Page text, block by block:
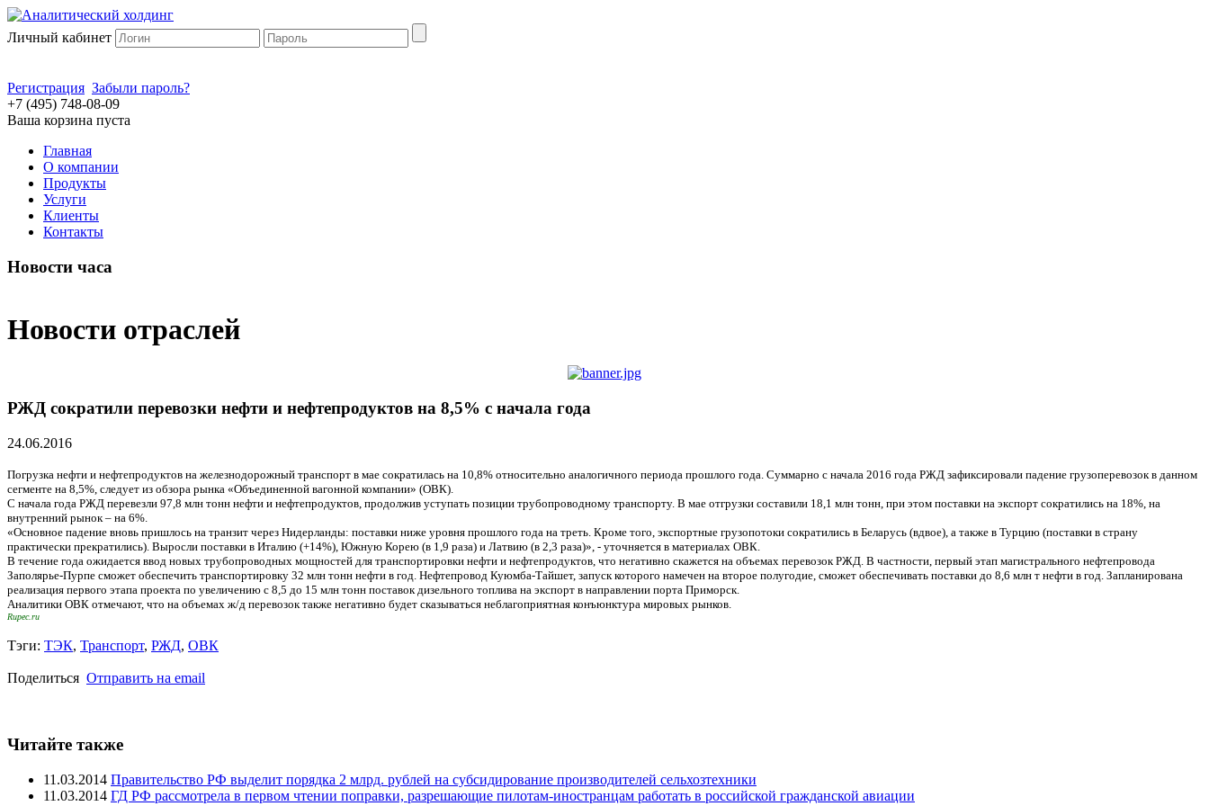
Личный кабинет
Регистрация Забыли пароль?
+7 (495) 748-08-09
Ваша корзина пуста
Главная
О компании
Продукты
Услуги
Клиенты
Контакты
Новости часа
Новости отраслей
РЖД сократили перевозки нефти и нефтепродуктов на 8,5% с начала года
24.06.2016
Погрузка нефти и нефтепродуктов на железнодорожный транспорт в мае сократилась на 10,8% относительно аналогичного периода прошлого года. Суммарно с начала 2016 года РЖД зафиксировали падение грузоперевозок в данном
сегменте на 8,5%, следует из обзора рынка «Объединенной вагонной компании» (ОВК).
С начала года РЖД перевезли 97,8 млн тонн нефти и нефтепродуктов, продолжив уступать позиции трубопроводному транспорту. В мае отгрузки составили 18,1 млн тонн, при этом поставки на экспорт сократились на 18%, на
внутренний рынок – на 6%.
«Основное падение вновь пришлось на транзит через Нидерланды: поставки ниже уровня прошлого года на треть. Кроме того, экспортные грузопотоки сократились в Беларусь (вдвое), а также в Турцию (поставки в страну
практически прекратились). Выросли поставки в Италию (+14%), Южную Корею (в 1,9 раза) и Латвию (в 2,3 раза)», - уточняется в материалах ОВК.
В течение года ожидается ввод новых трубопроводных мощностей для транспортировки нефти и нефтепродуктов, что негативно скажется на объемах перевозок РЖД. В частности, первый этап магистрального нефтепровода
Заполярье-Пурпе сможет обеспечить транспортировку 32 млн тонн нефти в год. Нефтепровод Куюмба-Тайшет, запуск которого намечен на второе полугодие, сможет обеспечивать поставки до 8,6 млн т нефти в год. Запланирована
реализация первого этапа проекта по увеличению с 8,5 до 15 млн тонн поставок дизельного топлива на экспорт в направлении порта Приморск.
Аналитики ОВК отмечают, что на объемах ж/д перевозок также негативно будет сказываться неблагоприятная конъюнктура мировых рынков.
Rupec.ru
Тэги: ТЭК, Транспорт, РЖД, ОВК
Поделиться Отправить на email
Читайте также
11.03.2014 Правительство РФ выделит порядка 2 млрд. рублей на субсидирование производителей сельхозтехники
11.03.2014 ГД РФ рассмотрела в первом чтении поправки, разрешающие пилотам-иностранцам работать в российской гражданской авиации